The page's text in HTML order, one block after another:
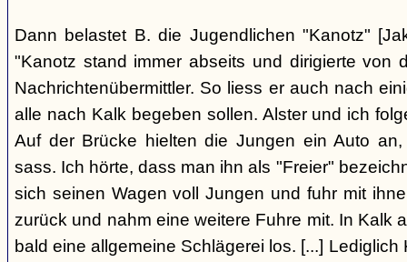
Dann belastet B. die Jugendlichen "Kanotz"
"Kanotz stand immer abseits und dirigierte von
Nachrichtenübermittler. So liess er auch nach
alle nach Kalk begeben sollen. Alster und ich
Auf der Brücke hielten die Jungen ein Auto
sass. Ich hörte, dass man ihn als "Freier"
sich seinen Wagen voll Jungen und fuhr mit
zurück und nahm eine weitere Fuhre mit. In Kalk
bald eine allgemeine Schlägerei los. [...]